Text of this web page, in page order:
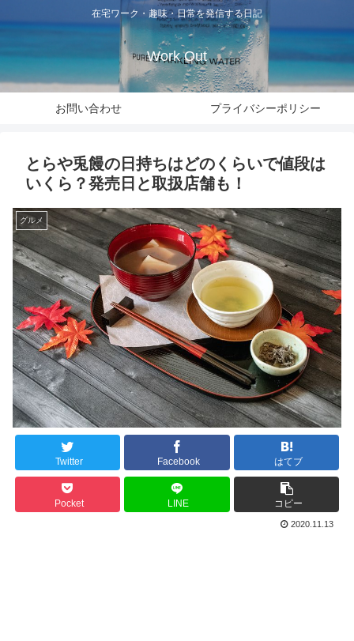
在宅ワーク・趣味・日常を発信する日記
Work Out
お問い合わせ プライバシーポリシー
とらや兎饅の日持ちはどのくらいで値段は
いくら？発売日と取扱店舗も！
グルメ
Twitter Facebook はてブ
Pocket LINE コピー
2020.11.13